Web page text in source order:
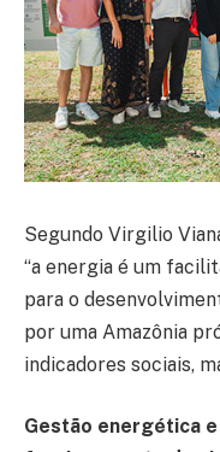
Segundo Virgilio
“a energia é um
para o
por uma Amazônia
indicadores sociais,
Gestão energética